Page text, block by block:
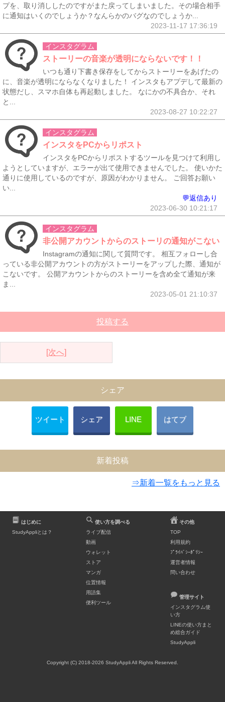
プを、取り消ししたのですがまた戻ってしまいました。その場合相手
に通知はいくのでしょうか？なんらかのバグなのでしょうか...
2023-11-17 17:36:19
インスタグラム
ストーリーの音楽が透明にならないです！！
いつも通り下書き保存をしてからストーリーをあげたの
に、音楽が透明にならなくなりました！ インスタもアプデして最新の
状態だし、スマホ自体も再起動しました。 なにかの不具合か、それ
と...
2023-08-27 10:22:27
インスタグラム
インスタをPCからリポスト
インスタをPCからリポストするツールを見つけて利用し
ようとしていますが、エラーが出て使用できませんでした。 使いかた
通りに使用しているのですが、原因がわかりません。 ご回答お願い
い...
💬返信あり
2023-06-30 10:21:17
インスタグラム
非公開アカウントからのストーリの通知がこない
Instagramの通知に関して質問です。 相互フォローし合
っている非公開アカウントの方がストーリーをアップした際、通知が
こないです。 公開アカウントからのストーリーを含め全て通知が来
ま...
2023-05-01 21:10:37
投稿する
[次へ]
シェア
ツイート シェア LINE はてブ
新着投稿
⇒新着一覧をもっと見る
はじめに
StudyAppliとは？
使い方を調べる
ライブ配信
動画
ウォレット
ストア
マンガ
位置情報
用語集
便利ツール
その他
TOP
利用規約
ﾌﾟﾗｲﾊﾞｼｰﾎﾟﾘｼｰ
運営者情報
問い合わせ
管理サイト
インスタグラム使
い方
LINEの使い方まと
め総合ガイド
StudyAppli
Copyright (C) 2018-2026 StudyAppli All Rights Reserved.